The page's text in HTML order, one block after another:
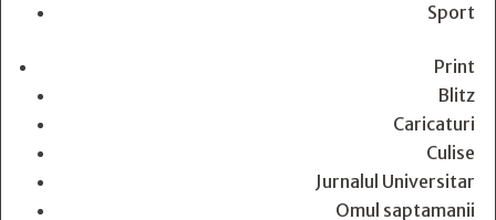
Sport
Print
Blitz
Caricaturi
Culise
Jurnalul Universitar
Omul saptamanii